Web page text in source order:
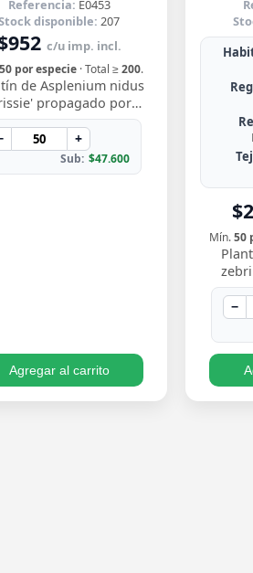
Referencia: E0453
disponible: 207
c/u imp. incl.
50 por especie · Total ≥200.
de Asplenium nidus
propagado por
enraizado, con
de bordes ondulados
festoneados que…
+
Sub: $47.600
Agregar al carrito
Mín.50
−